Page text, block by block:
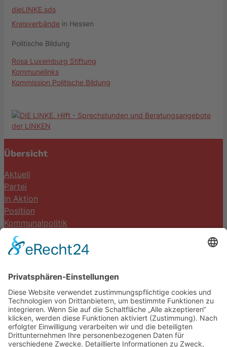
dieLINKE.sds
Kreisverbände in Hessen
Politische Bildung
Rosa Luxemburg Stiftung
Kommunelinks
Kommission Politische Bildung
Übersicht
Aktuell
Partei
In Aktion
Position
Kommunalpolitik
Termine
DIE LINKE. Schwalm-Eder
Steingasse 5
34613 Schwalmstadt
Tel.06691 8077899
info@die-linke-schwalm-eder.de